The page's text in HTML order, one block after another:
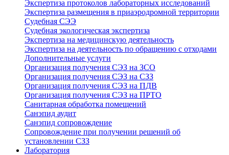
Экспертиза протоколов лабораторных исследований
Экспертиза размещения в приаэродромной территории
Судебная СЭЭ
Судебная экологическая экспертиза
Экспертиза на медицинскую деятельность
Экспертиза на деятельность по обращению с отходами
Дополнительные услуги
Организация получения СЭЗ на ЗСО
Организация получения СЭЗ на СЗЗ
Организация получения СЭЗ на ПДВ
Организация получения СЭЗ на ПРТО
Санитарная обработка помещений
Санэпид аудит
Санэпид сопровождение
Сопровождение при получении решений об
установлении СЗЗ
Лаборатория